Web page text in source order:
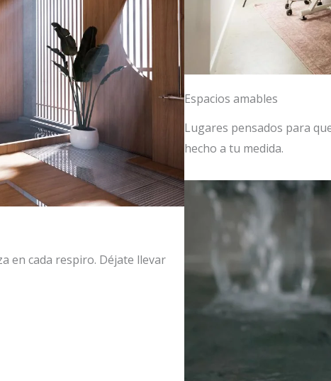
en cada respiro. Déjate llevar
Espacios amables
Lugares pensados para
hecho a tu medida.